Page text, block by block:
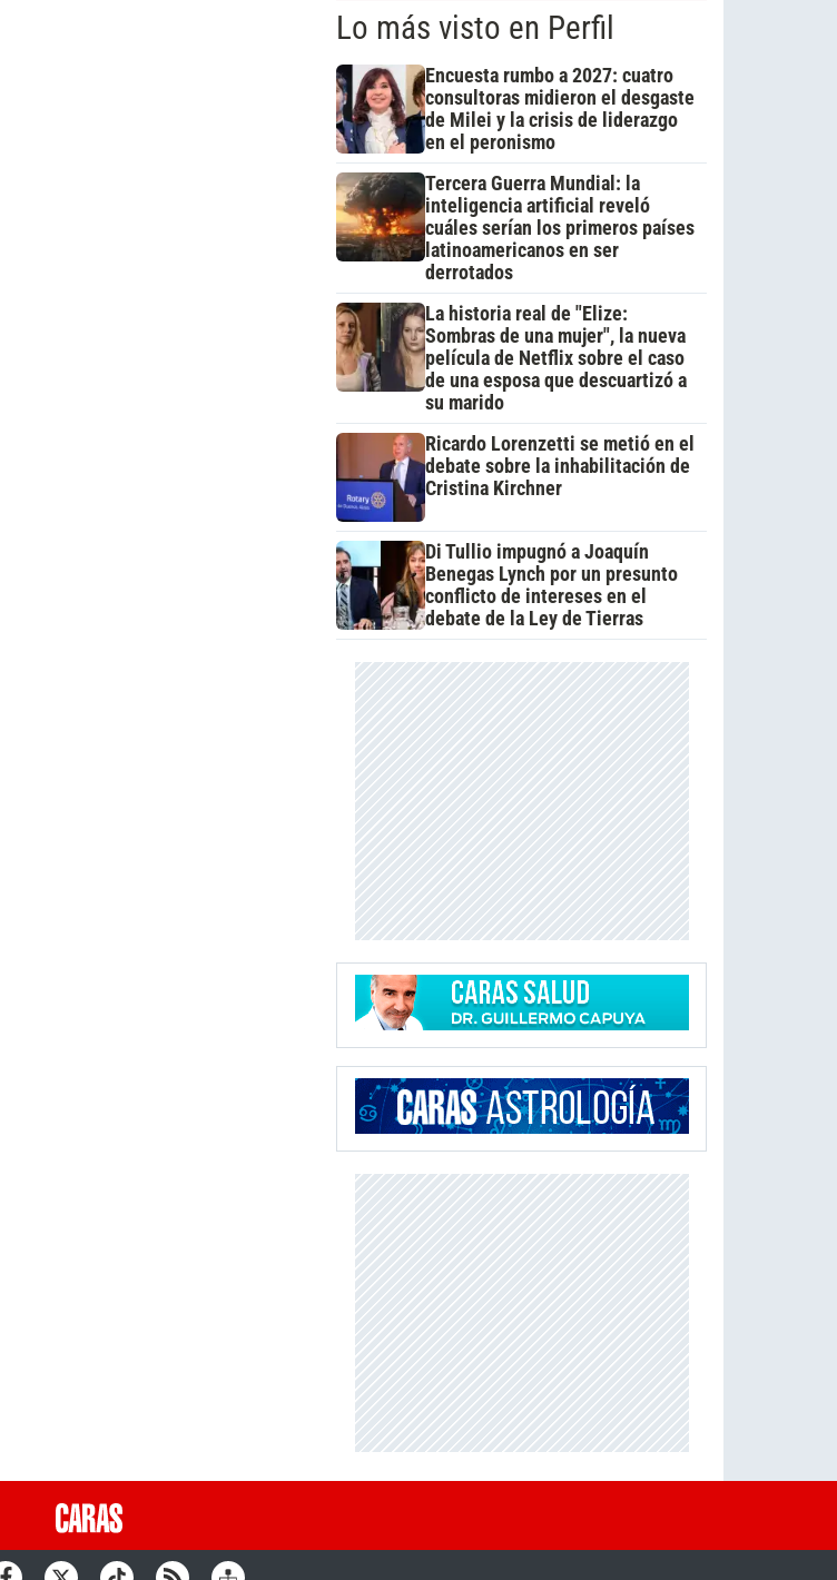
Lo más visto en Perfil
Encuesta rumbo a 2027: cuatro
consultoras midieron el desgaste
de Milei y la crisis de liderazgo
en el peronismo
Tercera Guerra Mundial: la
inteligencia artificial reveló
cuáles serían los primeros países
latinoamericanos en ser
derrotados
La historia real de "Elize:
Sombras de una mujer", la nueva
película de Netflix sobre el caso
de una esposa que descuartizó a
su marido
Ricardo Lorenzetti se metió en el
debate sobre la inhabilitación de
Cristina Kirchner
Di Tullio impugnó a Joaquín
Benegas Lynch por un presunto
conflicto de intereses en el
debate de la Ley de Tierras